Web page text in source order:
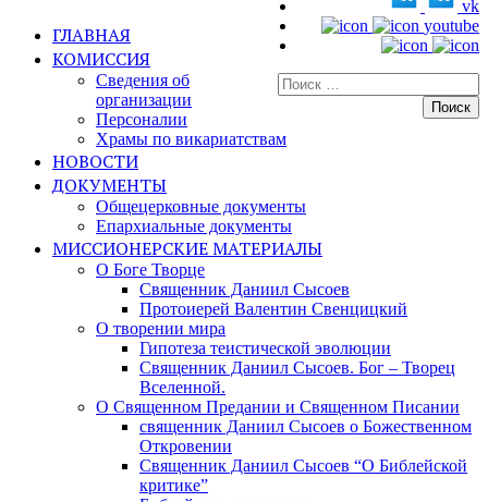
vk
youtube
Искать:
ГЛАВНАЯ
КОМИССИЯ
Сведения об
организации
Персоналии
Храмы по викариатствам
НОВОСТИ
ДОКУМЕНТЫ
Общецерковные документы
Епархиальные документы
МИССИОНЕРСКИЕ МАТЕРИАЛЫ
О Боге Творце
Священник Даниил Сысоев
Протоиерей Валентин Свенцицкий
О творении мира
Гипотеза теистической эволюции
Священник Даниил Сысоев. Бог – Творец
Вселенной.
О Священном Предании и Священном Писании
священник Даниил Сысоев о Божественном
Откровении
Священник Даниил Сысоев “О Библейской
критике”